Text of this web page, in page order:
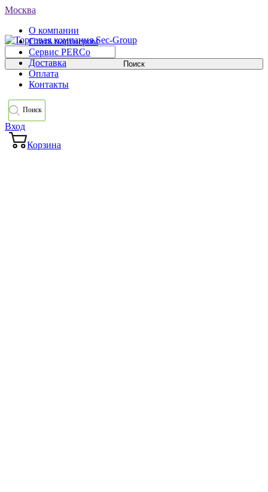
Москва
О компании
Стать партнером
Сервис PERCo
Доставка
Оплата
Контакты
Поиск
Вход
Корзина